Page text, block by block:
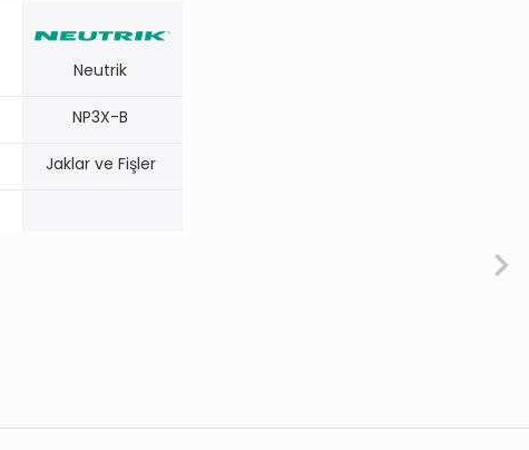
Neutrik
NP3X-B
Jaklar ve Fişler